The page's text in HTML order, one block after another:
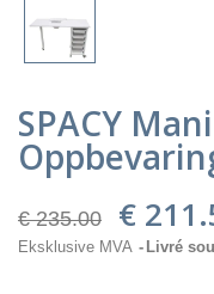
SPACY
€ 235.00 €
Eksklusive MVA Livré